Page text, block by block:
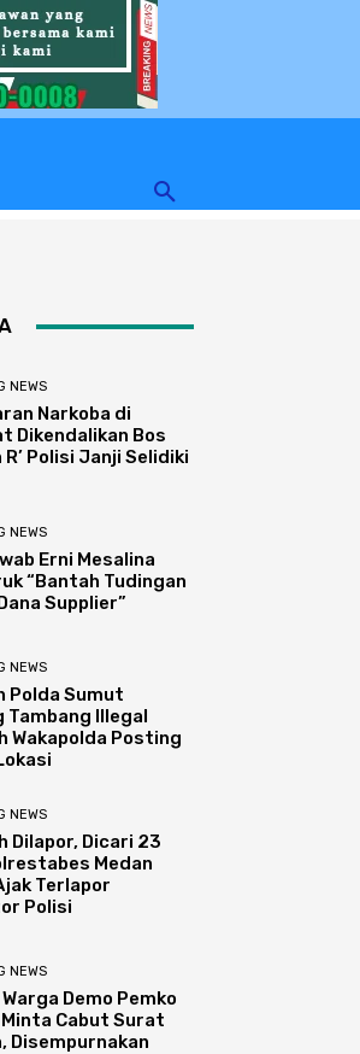
NEWS
Narkoba di
Dikendalikan Bos
R’ Polisi Janji Selidiki
NEWS
Erni Mesalina
“Bantah Tudingan
Supplier”
NEWS
Polda Sumut
Tambang Illegal
Wakapolda Posting
NEWS
Dilapor, Dicari 23
Medan
Terlapor
Polisi
NEWS
Demo Pemko
Minta Cabut Surat
Disempurnakan